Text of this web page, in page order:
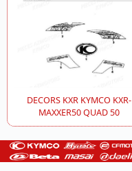
DECORS KXR KYMCO KXR-
MAXXER50 QUAD 50